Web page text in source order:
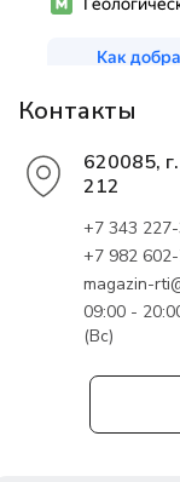
Контакты
620085,
212
+7 343
+7 982
magazin-
09:00 -
(Вс)